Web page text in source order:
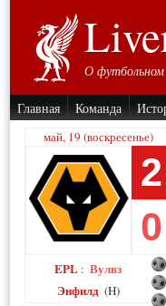
О футбольном
Главная Команда
май, 19 (воскресенье)
2
0
EPL : Вулвз
Энфилд (H)